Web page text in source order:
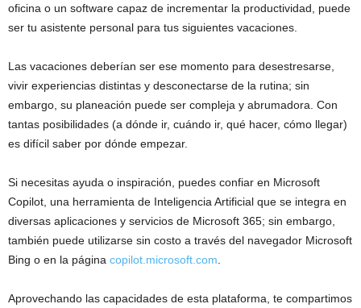
oficina o un software capaz de incrementar la productividad, puede
ser tu asistente personal para tus siguientes vacaciones.
Las vacaciones deberían ser ese momento para desestresarse,
vivir experiencias distintas y desconectarse de la rutina; sin
embargo, su planeación puede ser compleja y abrumadora. Con
tantas posibilidades (a dónde ir, cuándo ir, qué hacer, cómo llegar)
es difícil saber por dónde empezar.
Si necesitas ayuda o inspiración, puedes confiar en Microsoft
Copilot, una herramienta de Inteligencia Artificial que se integra en
diversas aplicaciones y servicios de Microsoft 365; sin embargo,
también puede utilizarse sin costo a través del navegador Microsoft
Bing o en la página copilot.microsoft.com
Aprovechando las capacidades de esta plataforma, te compartimos